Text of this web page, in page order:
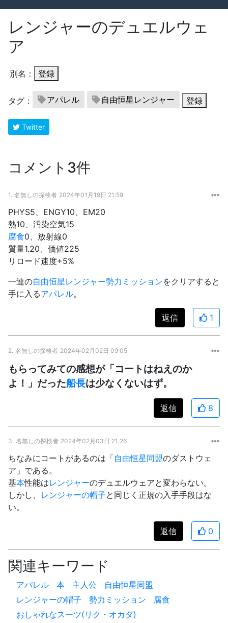
レンジャーのデュエルウェ
ア
別名： 登録
タグ： アパレル 自由恒星レンジャー 登録
Twitter
コメント3件
1. 名無しの探検者 2024年01月19日 21:59
PHYS5、ENGY10、EM20
熱10、汚染空気15
腐食0、放射線0
質量1.20、価値225
リロード速度+5%
一連の自由恒星レンジャー勢力ミッションをクリアすると
手に入るアパレル。
返信 1
2. 名無しの探検者 2024年02月02日 09:05
もらってみての感想が「コートはねえのか
よ！」だった船長は少なくないはず。
返信 8
3. 名無しの探検者 2024年02月03日 21:26
ちなみにコートがあるのは「自由恒星同盟のダストウェ
ア」である。
基本性能はレンジャーのデュエルウェアと変わらない。
しかし、 レンジャーの帽子と同じく正規の入手手段はな
い。
返信 0
関連キーワード
アパレル 本 主人公
自由恒星同盟
レンジャーの帽子
勢力ミッション
腐食
おしゃれなスーツ(リク・オカダ)